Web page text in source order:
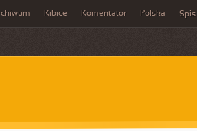
Kibice Komentator Polska Spis